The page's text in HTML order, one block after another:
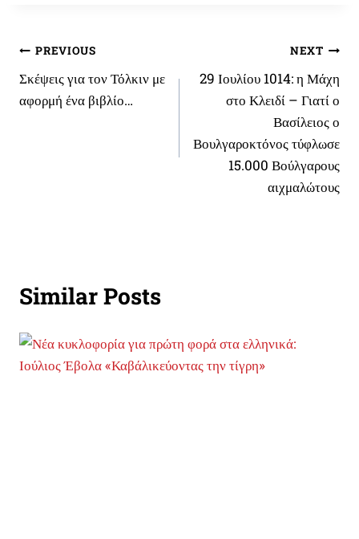
Πλοήγηση
άρθρων
PREVIOUS
Σκέψεις για τον Τόλκιν με
αφορμή ένα βιβλίο…
NEXT
29 Ιουλίου 1014: η Μάχη
στο Κλειδί – Γιατί ο
Βασίλειος ο
Βουλγαροκτόνος τύφλωσε
15.000 Βούλγαρους
αιχμαλώτους
Similar Posts